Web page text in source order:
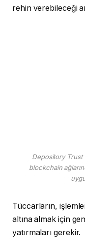
rehin verebileceği
Depository Trust
blockchain
Tüccarların,
altına almak için
yatırmaları gerekir.